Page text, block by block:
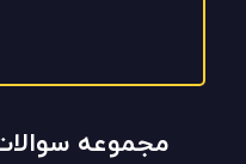
مجموعه